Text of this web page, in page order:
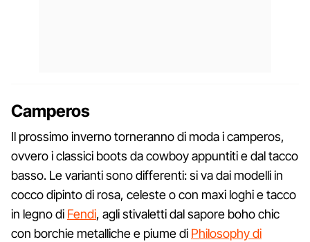
Camperos
Il prossimo inverno torneranno di moda i camperos,
ovvero i classici boots da cowboy appuntiti e dal tacco
basso. Le varianti sono differenti: si va dai modelli in
cocco dipinto di rosa, celeste o con maxi loghi e tacco
in legno di Fendi, agli stivaletti dal sapore boho chic
con borchie metalliche e piume di Philosophy di